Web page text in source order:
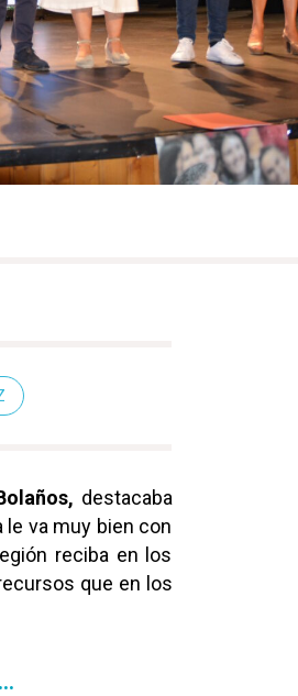
destacaba
le va muy bien con
reciba en los
que en los